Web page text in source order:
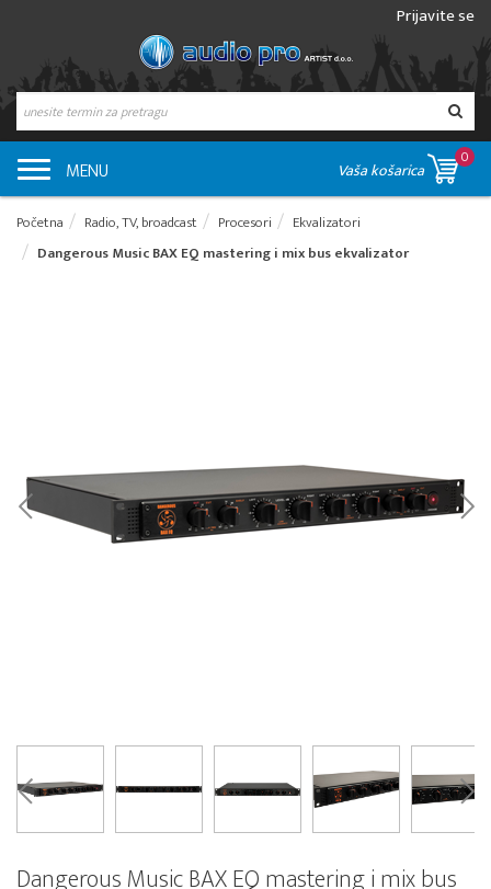
Prijavite se
MENU Vaša košarica
0
Početna Radio, TV, broadcast Procesori
Ekvalizatori
Dangerous Music BAX EQ mastering i mix bus ekvalizator
Dangerous Music BAX EQ mastering i mix bus